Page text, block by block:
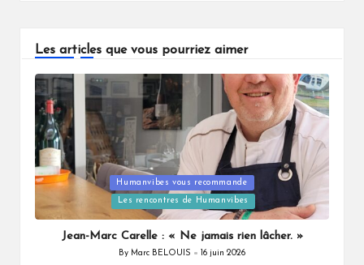
Les articles que vous pourriez aimer
Posted
Humanvibes vous recommande
Les rencontres de Humanvibes
Jean-Marc Carelle : « Ne jamais rien lâcher. »
Posted
By Marc BELOUIS 16 juin 2026